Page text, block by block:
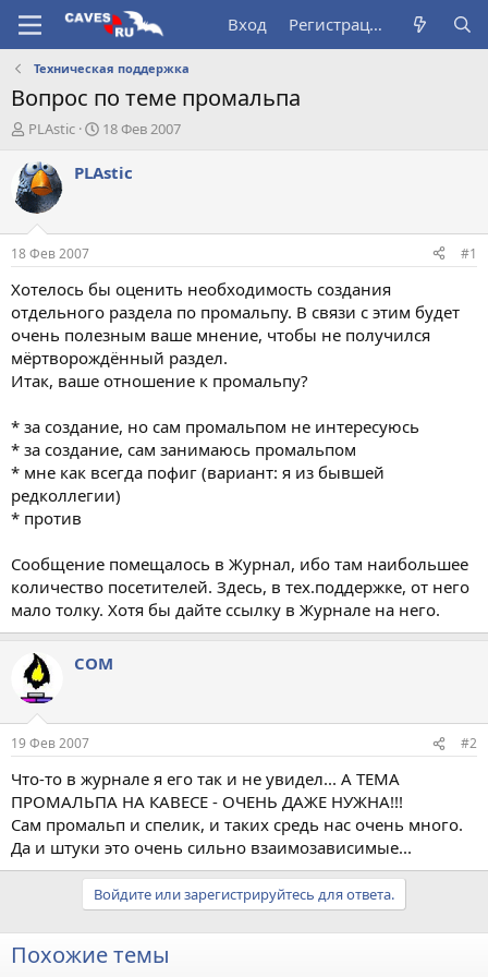
Вход Регистрация
Техническая поддержка
Вопрос по теме промальпа
А
т
о
р
т
е
м
ы
PLAstic
Д
т
а
л
18 Фев 2007
PLAstic
18 Фев 2007 #1
Хотелось бы оценить необходимость создания
отдельного раздела по промальпу. В связи с этим будет
очень полезным ваше мнение, чтобы не получился
мёртворождённый раздел.
Итак, ваше отношение к промальпу?
* за создание, но сам промальпом не интересуюсь
* за создание, сам занимаюсь промальпом
* мне как всегда пофиг (вариант: я из бывшей
редколлегии)
* против
Сообщение помещалось в Журнал, ибо там наибольшее
количество посетителей. Здесь, в тех.поддержке, от него
мало толку. Хотя бы дайте ссылку в Журнале на него.
COM
19 Фев 2007 #2
Что-то в журнале я его так и не увидел... А ТЕМА
ПРОМАЛЬПА НА КАВЕСЕ - ОЧЕНЬ ДАЖЕ НУЖНА!!!
Сам промальп и спелик, и таких средь нас очень много.
Да и штуки это очень сильно взаимозависимые...
Войдите или зарегистрируйтесь для ответа.
Похожие темы